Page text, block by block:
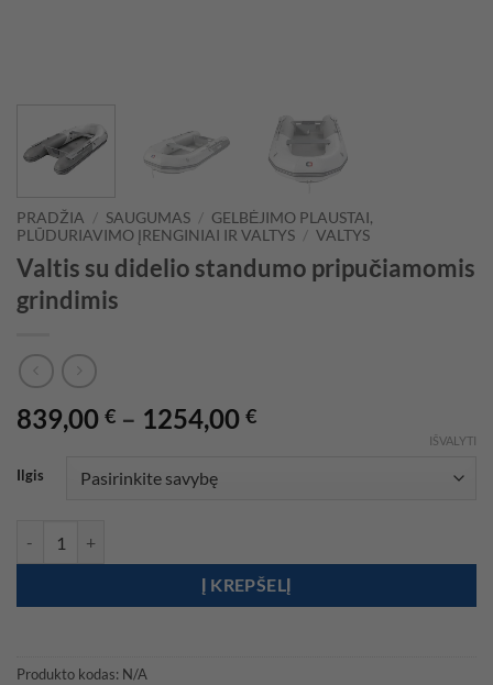
PRADŽIA / SAUGUMAS / GELBĖJIMO PLAUSTAI,
PLŪDURIAVIMO ĮRENGINIAI IR VALTYS / VALTYS
Valtis su didelio standumo pripučiamomis
grindimis
839,00 € – 1254,00 €Price
Ilgis
IŠVALYTI
Į KREPŠELĮ
Produkto kodas: N/A